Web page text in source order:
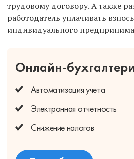
трудовому договору. А также
работодатель уплачивать
индивидуального
Онлайн-
Автоматизация учета
Электронная отчетность
Снижение налогов